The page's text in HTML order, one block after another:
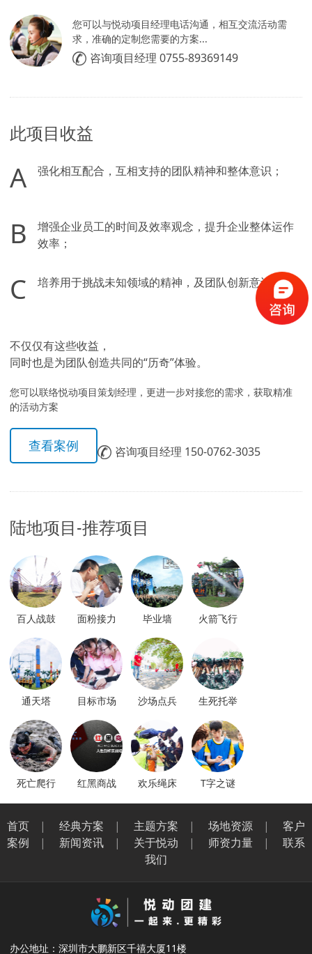
您可以与悦动项目经理电话沟通，相互交流活动需
求，准确的定制您需要的方案...
咨询项目经理 0755-89369149
此项目收益
A 强化相互配合，互相支持的团队精神和整体意识；
B
增强企业员工的时间及效率观念，提升企业整体运作
效率；
C 培养用于挑战未知领域的精神，及团队创新意识；
不仅仅有这些收益，
同时也是为团队创造共同的“历奇”体验。
您可以联络悦动项目策划经理，更进一步对接您的需求，获取精准
的活动方案
查看案例 咨询项目经理 150-0762-3035
陆地项目-推荐项目
百人战鼓 面粉接力 毕业墙 火箭飞行
通天塔 目标市场 沙场点兵 生死托举
死亡爬行 红黑商战 欢乐绳床 T字之谜
首页 | 经典方案 | 主题方案 | 场地资源 |
客户
案例
| 新闻资讯 | 关于悦动 | 师资力量 |
联系
我们
办公地址：深圳市大鹏新区千禧大厦11楼